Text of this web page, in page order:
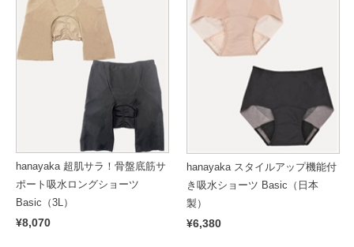
hanayaka 超肌サラ！骨盤底筋サ
ポート吸水ロングショーツ
Basic（3L）
¥8,070
hanayaka スタイルアップ機能付
き吸水ショーツ Basic（日本
製）
¥6,380